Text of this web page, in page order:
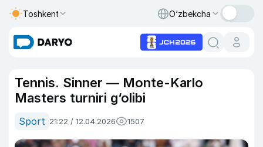
Toshkent O‘zbekcha
Tennis. Sinner — Monte-Karlo
Masters turniri g‘olibi
Sport 21:22 / 12.04.2026 1507